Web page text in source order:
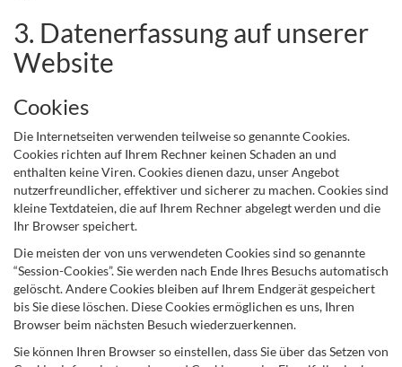
3. Datenerfassung auf unserer
Website
Cookies
Die Internetseiten verwenden teilweise so genannte Cookies.
Cookies richten auf Ihrem Rechner keinen Schaden an und
enthalten keine Viren. Cookies dienen dazu, unser Angebot
nutzerfreundlicher, effektiver und sicherer zu machen. Cookies sind
kleine Textdateien, die auf Ihrem Rechner abgelegt werden und die
Ihr Browser speichert.
Die meisten der von uns verwendeten Cookies sind so genannte
“Session-Cookies”. Sie werden nach Ende Ihres Besuchs automatisch
gelöscht. Andere Cookies bleiben auf Ihrem Endgerät gespeichert
bis Sie diese löschen. Diese Cookies ermöglichen es uns, Ihren
Browser beim nächsten Besuch wiederzuerkennen.
Sie können Ihren Browser so einstellen, dass Sie über das Setzen von